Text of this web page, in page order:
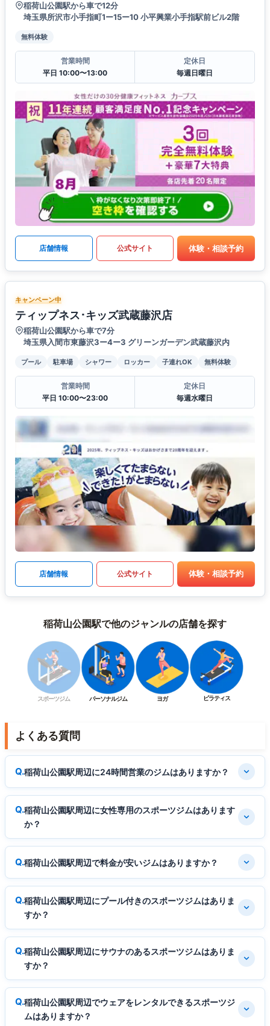
稲荷山公園駅から車で12分
埼玉県所沢市小手指町1ー15ー10 小平興業小手指駅前ビル2階
無料体験
営業時間
平日 10:00〜13:00
定休日
毎週日曜日
店舗情報 公式サイト 体験・相談予約
キャンペーン中
ティップネス･キッズ武蔵藤沢店
稲荷山公園駅から車で7分
埼玉県入間市東藤沢3ー4ー3 グリーンガーデン武蔵藤沢内
プール 駐車場 シャワー ロッカー 子連れOK 無料体験
営業時間
平日 10:00〜23:00
定休日
毎週水曜日
店舗情報 公式サイト 体験・相談予約
稲荷山公園駅で他のジャンルの店舗を探す
スポーツジム パーソナルジム ヨガ ピラティス
よくある質問
稲荷山公園駅周辺に24時間営業のジムはありますか？
稲荷山公園駅周辺に女性専用のスポーツジムはあります
か？
稲荷山公園駅周辺で料金が安いジムはありますか？
稲荷山公園駅周辺にプール付きのスポーツジムはありま
すか？
稲荷山公園駅周辺にサウナのあるスポーツジムはありま
すか？
稲荷山公園駅周辺でウェアをレンタルできるスポーツジ
ムはありますか？